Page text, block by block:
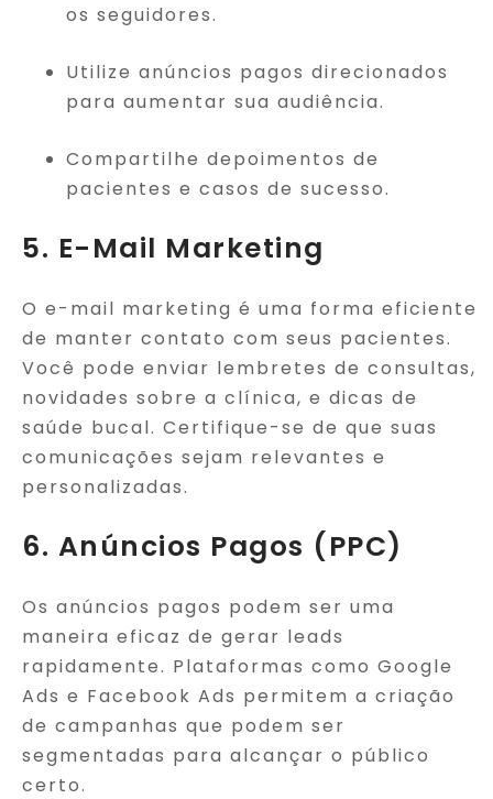
os seguidores.
Utilize anúncios pagos direcionados
para aumentar sua audiência.
Compartilhe depoimentos de
pacientes e casos de sucesso.
5. E-Mail Marketing
O e-mail marketing é uma forma eficiente
de manter contato com seus pacientes.
Você pode enviar lembretes de consultas,
novidades sobre a clínica, e dicas de
saúde bucal. Certifique-se de que suas
comunicações sejam relevantes e
personalizadas.
6. Anúncios Pagos (PPC)
Os anúncios pagos podem ser uma
maneira eficaz de gerar leads
rapidamente. Plataformas como Google
Ads e Facebook Ads permitem a criação
de campanhas que podem ser
segmentadas para alcançar o público
certo.